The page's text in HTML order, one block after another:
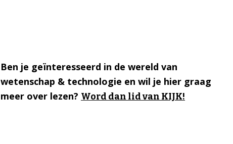
Ben je geïnteresseerd in de wereld van
wetenschap & technologie en wil je hier graag
meer over lezen? Word dan lid van KIJK!